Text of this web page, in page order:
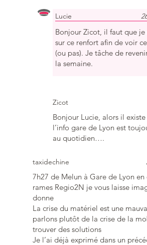
Lucie
Bonjour Zicot, il faut que
sur ce renfort afin de voir
(ou pas). Je tâche de
la semaine.
Zicot
Bonjour Lucie, alors il
l’info gare de Lyon est
au quotidien….
taxidechine
7h27 de Melun à Gare de Lyon
rames Regio2N je vous laisse
donne
La crise du matériel est une
parlons plutôt de la crise de la
trouver des solutions
Je l’ai déjà exprimé dans un